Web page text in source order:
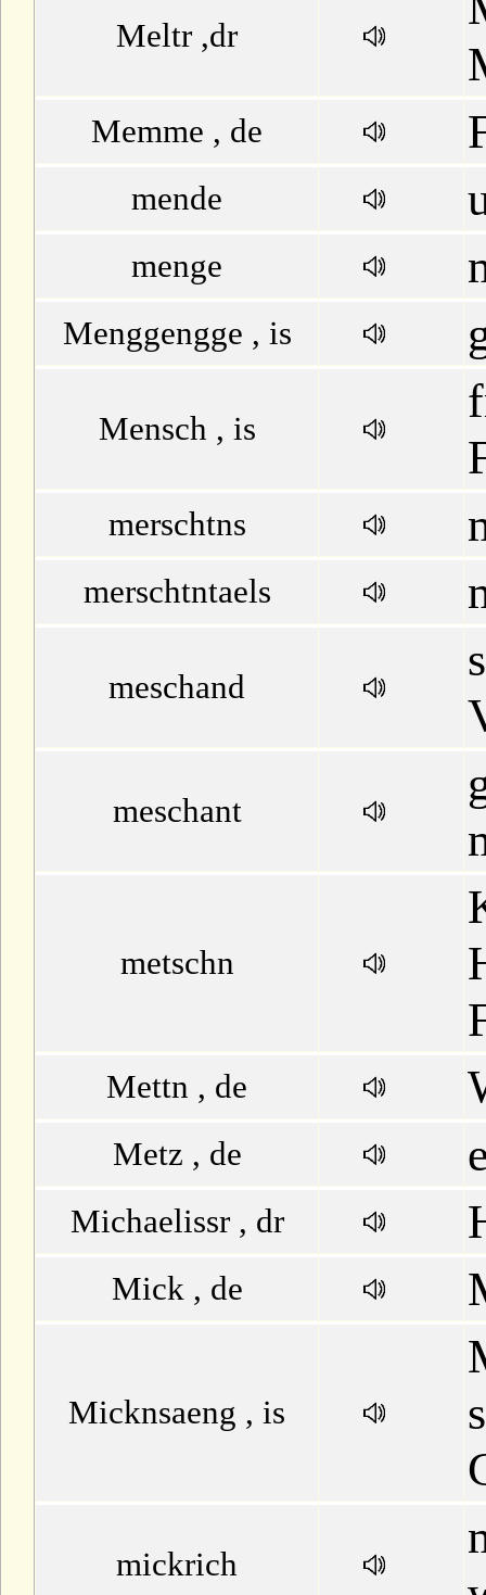
Meltr ,dr
Memme , de
mende
menge
Menggengge , is
Mensch , is
merschtns
merschtntaels
meschand
meschant
metschn
Mettn , de
Metz , de
Michaelissr , dr
Mick , de
Micknsaeng , is
mickrich